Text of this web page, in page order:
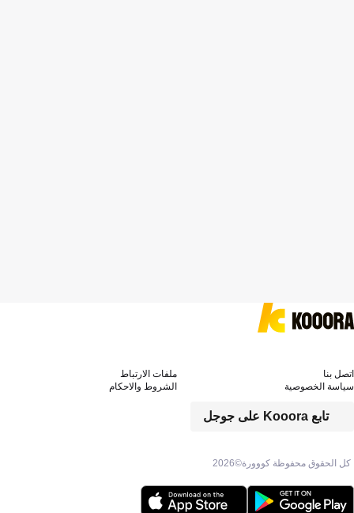
كل الحقوق محفوظة كووورة©2026
تابع Kooora على جوجل
اتصل بنا
ملفات الارتباط
سياسة الخصوصية
الشروط والاحكام